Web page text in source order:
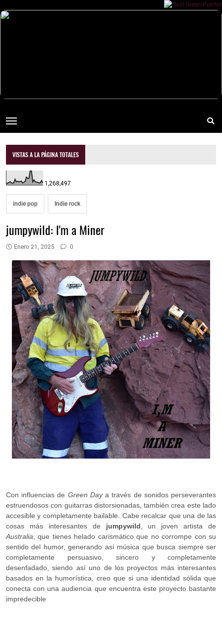
VISTAS A LA PÁGINA TOTALES
1,268,497
indie pop Indie rock
jumpywild: I'm a Miner
Enero 21, 2025 0
Con influencias de Green Daya través de sonidos perseverantes
estruendosos con guitarras distorsionadas, también crea este lado
accesible y completamente bailable. Cabe recalcar que una de las
cosas más interesantes de jumpywild, un joven artista de
Australia, que tienes helado carismático que no corrompe con su
sentido del humor, generando así música que busca siempre ser
completamente persuasivo, sincero y completamente
desenfadado, siendo así uno de los proyectos más interesantes
basados en la humorística, creo que si una identidad sólida que
conecta con una audiencia que encuentra este proyecto bastante
impredecible